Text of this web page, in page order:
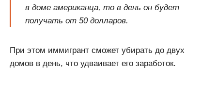
в доме американца, то в день он будет
получать от 50 долларов.
При этом иммигрант сможет убирать до двух
домов в день, что удваивает его заработок.